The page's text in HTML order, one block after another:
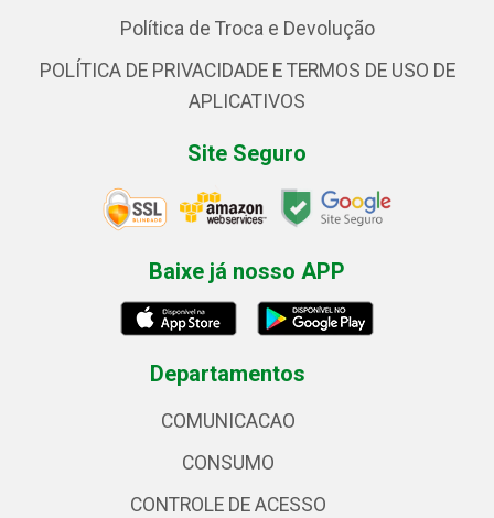
Política de Troca e Devolução
POLÍTICA DE PRIVACIDADE E TERMOS DE USO DE
APLICATIVOS
Site Seguro
Baixe já nosso APP
Departamentos
COMUNICACAO
CONSUMO
CONTROLE DE ACESSO